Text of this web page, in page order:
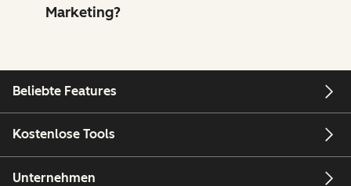
Marketing?
Beliebte Features
Kostenlose Tools
Unternehmen